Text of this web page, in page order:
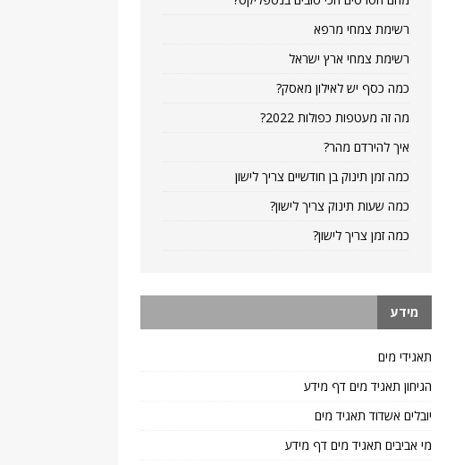
רשימת צמחי מרפא
רשימת צמחי ארץ ישראל
כמה כסף יש לאילון מאסק?
מה זה מעטפות כפולות 2022?
איך להירדם מהר?
כמה זמן תינוק בן חודשיים צריך לישון
כמה שעות תינוק צריך לישון?
כמה זמן צריך לישון?
מידע
תאגידי מים
הגיחון תאגיד מים דף מידע
יובלים אשדוד תאגיד מים
מי אביבים תאגיד מים דף מידע